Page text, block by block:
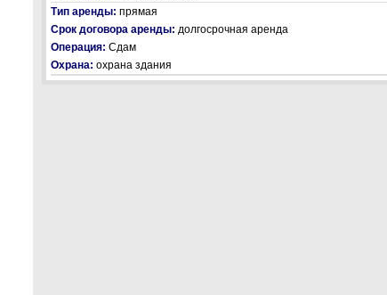
Тип аренды: прямая
Срок договора аренды: долгосрочная аренда
Операция: Сдам
Охрана: охрана здания